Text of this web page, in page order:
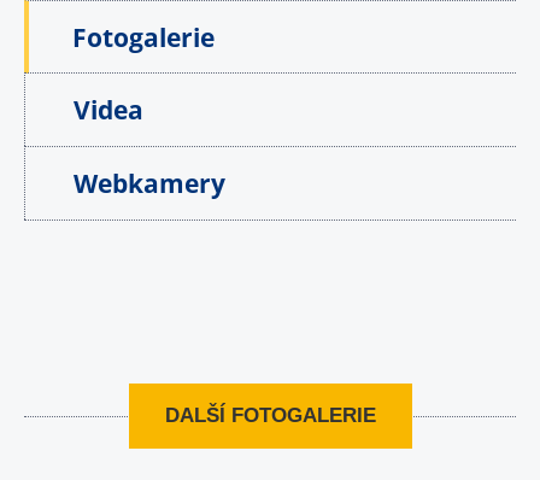
Fotogalerie
Videa
Webkamery
DALŠÍ FOTOGALERIE